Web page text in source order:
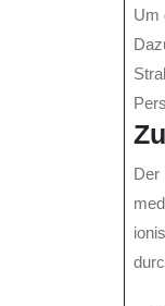
Um
Der